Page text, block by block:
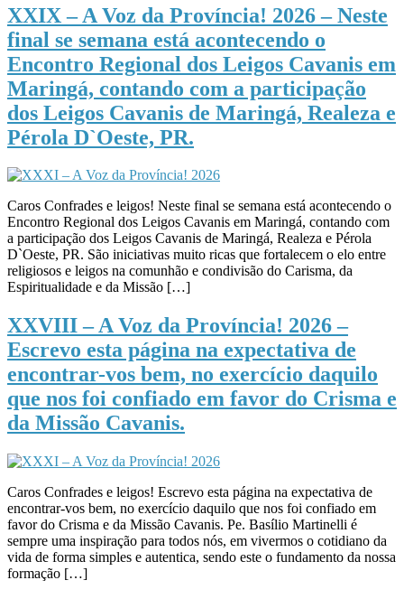
XXIX – A Voz da Província! 2026 – Neste
final se semana está acontecendo o
Encontro Regional dos Leigos Cavanis em
Maringá, contando com a participação
dos Leigos Cavanis de Maringá, Realeza e
Pérola D`Oeste, PR.
Caros Confrades e leigos! Neste final se semana está acontecendo o
Encontro Regional dos Leigos Cavanis em Maringá, contando com
a participação dos Leigos Cavanis de Maringá, Realeza e Pérola
D`Oeste, PR. São iniciativas muito ricas que fortalecem o elo entre
religiosos e leigos na comunhão e condivisão do Carisma, da
Espiritualidade e da Missão […]
XXVIII – A Voz da Província! 2026 –
Escrevo esta página na expectativa de
encontrar-vos bem, no exercício daquilo
que nos foi confiado em favor do Crisma e
da Missão Cavanis.
Caros Confrades e leigos! Escrevo esta página na expectativa de
encontrar-vos bem, no exercício daquilo que nos foi confiado em
favor do Crisma e da Missão Cavanis. Pe. Basílio Martinelli é
sempre uma inspiração para todos nós, em vivermos o cotidiano da
vida de forma simples e autentica, sendo este o fundamento da nossa
formação […]